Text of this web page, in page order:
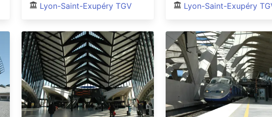
Lyon-Saint-Exupéry TGV
Lyon-Saint-Exupéry